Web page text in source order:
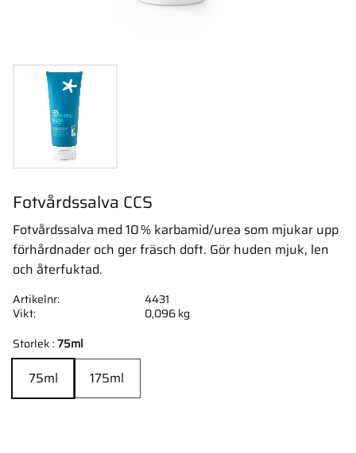
Fotvårdssalva CCS
Fotvårdssalva med 10 % karbamid/urea som mjukar upp
förhårdnader och ger fräsch doft. Gör huden mjuk, len
och återfuktad.
Storlek :75ml
75ml 175ml
Artikelnr
4431
Vikt
0,096 kg